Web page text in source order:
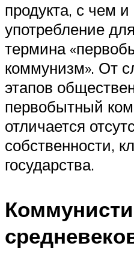
продукта, с чем
употребление
термина
коммунизм». От
этапов
первобытный
отличается
собственности,
государства.